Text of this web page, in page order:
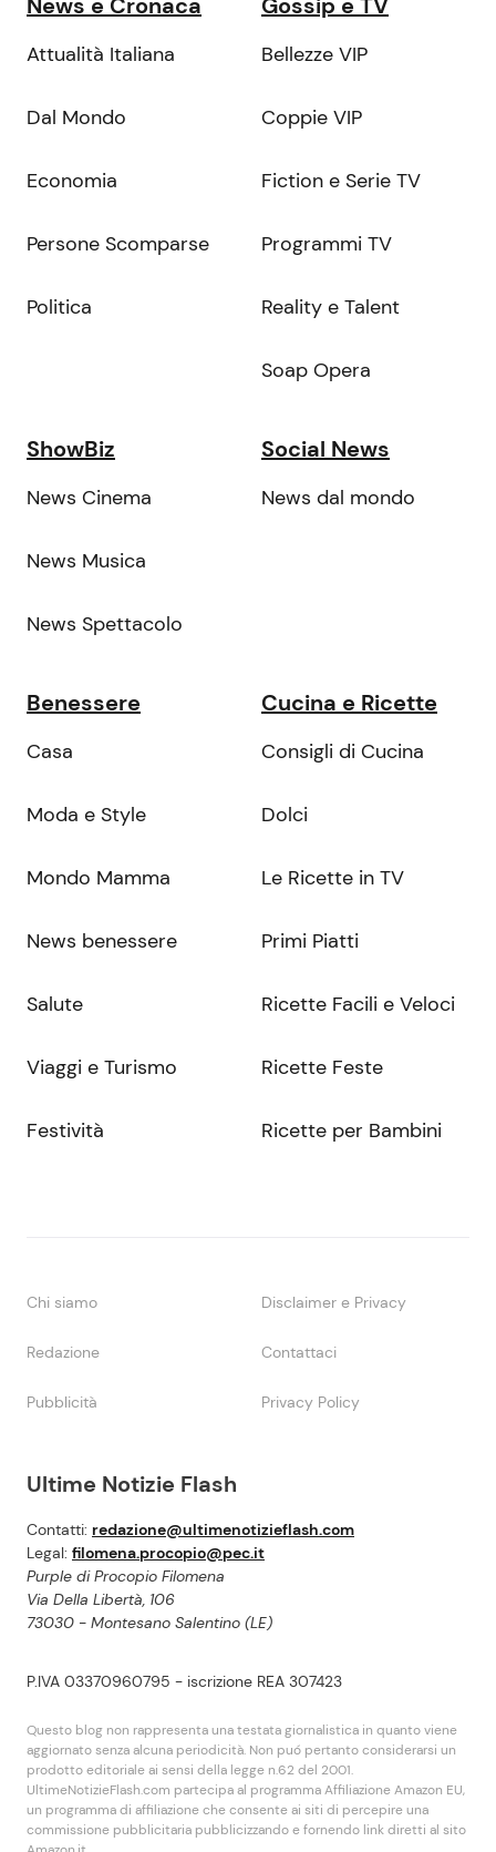
Ultime Notizie Flash
Contatti: redazione@ultimenotizieflash.com
Legal: filomena.procopio@pec.it
Purple di Procopio Filomena
Via Della Libertà, 106
73030 - Montesano Salentino (LE)
P.IVA 03370960795 - iscrizione REA 307423
Questo blog non rappresenta una testata giornalistica in quanto viene
aggiornato senza alcuna periodicità. Non puó pertanto considerarsi un
prodotto editoriale ai sensi della legge n.62 del 2001.
UltimeNotizieFlash.com partecipa al programma Affiliazione Amazon EU,
un programma di affiliazione che consente ai siti di percepire una
commissione pubblicitaria pubblicizzando e fornendo link diretti al sito
Attualità Italiana
Dal Mondo
Economia
Persone Scomparse
Politica
Bellezze VIP
Coppie VIP
Fiction e Serie TV
Programmi TV
Reality e Talent
Soap Opera
ShowBiz
News Cinema
News Musica
News Spettacolo
Social News
News dal mondo
Benessere
Casa
Moda e Style
Mondo Mamma
News benessere
Salute
Viaggi e Turismo
Festività
Cucina e Ricette
Consigli di Cucina
Dolci
Le Ricette in TV
Primi Piatti
Ricette Facili e Veloci
Ricette Feste
Ricette per Bambini
Chi siamo Disclaimer e Privacy
Redazione Contattaci
Pubblicità Privacy Policy